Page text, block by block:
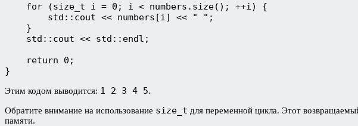
    for (size_t i = 0; i < numbers.size(); ++i) {
        std::cout << numbers[i] << " ";
    }
    std::cout << std::endl;
    return 0;
}
Этим кодом выводится: 1 2 3 4 5.
Обратите внимание на использование size_t для переменной цикла. Этот
памяти.